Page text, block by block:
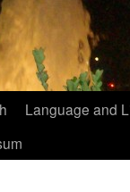
Language and